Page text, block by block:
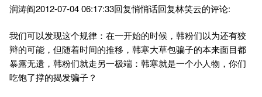
润涛阎2012-07-04 06:17:33回复悄悄话回复林笑云的评论:
我们可以发现这个规律：在一开始的时候，韩粉们以为还有狡
辩的可能，但随着时间的推移，韩寒大草包骗子的本来面目都
暴露无遗，韩粉们就走另一极端：韩寒就是一个小人物，你们
吃饱了撑的揭发骗子？